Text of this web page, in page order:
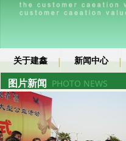
关于建鑫 新闻中心
图片新闻 PHOTO NEWS